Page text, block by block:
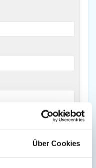
Über Cookies